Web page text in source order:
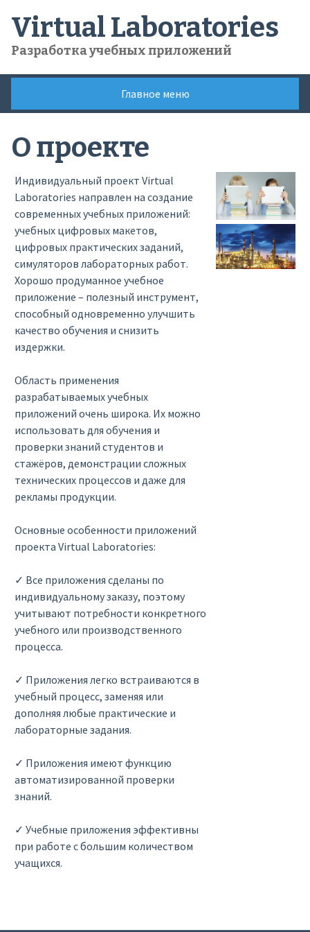
content
Virtual Laboratories
Разработка учебных приложений
Главное меню
О проекте
Индивидуальный проект Virtual
Laboratories направлен на создание
современных учебных приложений:
учебных цифровых макетов,
цифровых практических заданий,
симуляторов лабораторных работ.
Хорошо продуманное учебное
приложение – полезный инструмент,
способный одновременно улучшить
качество обучения и снизить
издержки.
Область применения
разрабатываемых учебных
приложений очень широка. Их можно
использовать для обучения и
проверки знаний студентов и
стажёров, демонстрации сложных
технических процессов и даже для
рекламы продукции.
Основные особенности приложений
проекта Virtual Laboratories:
✓ Все приложения сделаны по
индивидуальному заказу, поэтому
учитывают потребности конкретного
учебного или производственного
процесса.
✓ Приложения легко встраиваются в
учебный процесс, заменяя или
дополняя любые практические и
лабораторные задания.
✓ Приложения имеют функцию
автоматизированной проверки
знаний.
✓ Учебные приложения эффективны
при работе с большим количеством
учащихся.